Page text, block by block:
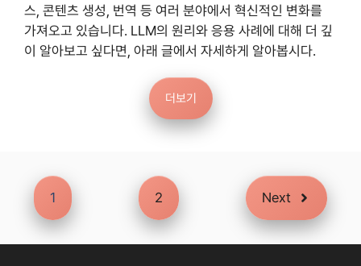
스, 콘텐츠 생성, 번역 등 여러 분야에서 혁신적인 변화를
가져오고 있습니다. LLM의 원리와 응용 사례에 대해 더 깊
이 알아보고 싶다면, 아래 글에서 자세하게 알아봅시다.
더보기
1 2 Next